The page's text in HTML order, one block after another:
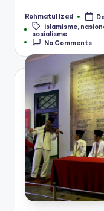
Posted
by
Rohmatul Izad
Tags:islamisme,
sosialisme
No Comments